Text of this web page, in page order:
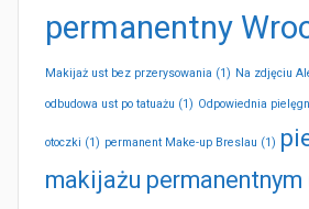
permanentny
Makijaż ust bez przerysowania (1) Na zdjęciu
odbudowa ust po tatuażu (1) Odpowiednia
otoczki (1) permanent Make-up Breslau (1)
makijażu permanentnym